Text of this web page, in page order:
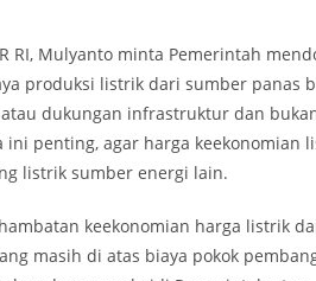
RI, Mulyanto minta Pemerintah
produksi listrik dari sumber panas
dukungan infrastruktur dan
ini penting, agar harga keekonomian
listrik sumber energi lain.
keekonomian harga listrik
masih di atas biaya pokok